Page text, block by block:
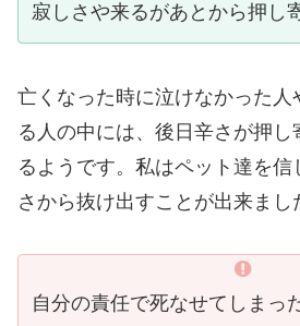
寂しさや来るがあとから押し
亡くなった時に泣けなかった人
る人の中には、後日辛さが押
るようです。私はペット達を
さから抜け出すことが出来まし
自分の責任で死なせてしまっ